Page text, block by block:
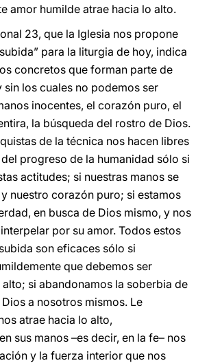
amor humilde atrae hacia lo alto.
23, que la Iglesia nos propone
para la liturgia de hoy, indica
concretos que forman parte de
sin los cuales no podemos ser
inocentes, el corazón puro, el
la búsqueda del rostro de Dios.
de la técnica nos hacen libres
progreso de la humanidad sólo si
actitudes; si nuestras manos se
nuestro corazón puro; si estamos
en busca de Dios mismo, y nos
por su amor. Todos estos
son eficaces sólo si
que debemos ser
si abandonamos la soberbia de
a nosotros mismos. Le
atrae hacia lo alto,
sus manos –es decir, en la fe– nos
y la fuerza interior que nos